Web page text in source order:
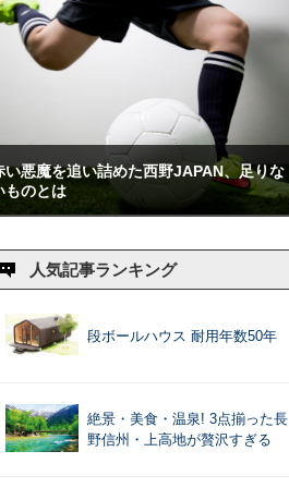
い悪魔を追い詰めた西野JAPAN、足りな
ものとは
人気記事ランキング
段ボールハウス 耐用年数50年
絶景・美食・温泉! 3点揃った長
野信州・上高地が贅沢すぎる